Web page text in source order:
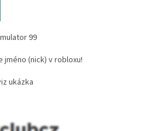
99
(nick) v robloxu!
ukázka